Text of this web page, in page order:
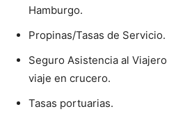
Hamburgo.
Propinas/Tasas de Servicio.
Seguro Asistencia al
viaje en crucero.
Tasas portuarias.